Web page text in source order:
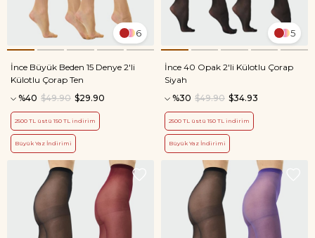
6
İnce Büyük Beden 15 Denye 2'li
Külotlu Çorap Ten
%40
$29.90
$49.90
2500 TL üstü 150 TL indirim
Büyük Yaz İndirimi
5
İnce 40 Opak 2'li Külotlu Çorap
Siyah
%30
$34.93
$49.90
2500 TL üstü 150 TL indirim
Büyük Yaz İndirimi